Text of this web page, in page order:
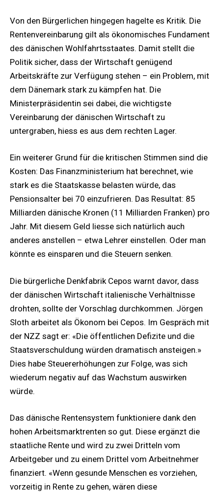
Von den Bürgerlichen hingegen hagelte es Kritik. Die
Rentenvereinbarung gilt als ökonomisches Fundament
des dänischen Wohlfahrtsstaates. Damit stellt die
Politik sicher, dass der Wirtschaft genügend
Arbeitskräfte zur Verfügung stehen – ein Problem, mit
dem Dänemark stark zu kämpfen hat. Die
Ministerpräsidentin sei dabei, die wichtigste
Vereinbarung der dänischen Wirtschaft zu
untergraben, hiess es aus dem rechten Lager.
Ein weiterer Grund für die kritischen Stimmen sind die
Kosten: Das Finanzministerium hat berechnet, wie
stark es die Staatskasse belasten würde, das
Pensionsalter bei 70 einzufrieren. Das Resultat: 85
Milliarden dänische Kronen (11 Milliarden Franken) pro
Jahr. Mit diesem Geld liesse sich natürlich auch
anderes anstellen – etwa Lehrer einstellen. Oder man
könnte es einsparen und die Steuern senken.
Die bürgerliche Denkfabrik Cepos warnt davor, dass
der dänischen Wirtschaft italienische Verhältnisse
drohten, sollte der Vorschlag durchkommen. Jörgen
Sloth arbeitet als Ökonom bei Cepos. Im Gespräch mit
der NZZ sagt er: «Die öffentlichen Defizite und die
Staatsverschuldung würden dramatisch ansteigen.»
Dies habe Steuererhöhungen zur Folge, was sich
wiederum negativ auf das Wachstum auswirken
würde.
Das dänische Rentensystem funktioniere dank den
hohen Arbeitsmarktrenten so gut. Diese ergänzt die
staatliche Rente und wird zu zwei Dritteln vom
Arbeitgeber und zu einem Drittel vom Arbeitnehmer
finanziert. «Wenn gesunde Menschen es vorziehen,
vorzeitig in Rente zu gehen, wären diese